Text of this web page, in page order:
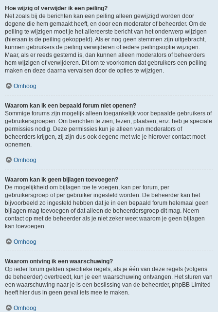
Hoe wijzig of verwijder ik een peiling?
Net zoals bij de berichten kan een peiling alleen gewijzigd worden door
degene die hem gemaakt heeft, en door een moderator of beheerder. Om de
peiling te wijzigen moet je het allereerste bericht van het onderwerp wijzigen
(hieraan is de peiling gekoppeld). Als er nog geen stemmen zijn uitgebracht,
kunnen gebruikers de peiling verwijderen of iedere peilingsoptie wijzigen.
Maar, als er reeds gestemd is, dan kunnen alleen moderators of beheerders
hem wijzigen of verwijderen. Dit om te voorkomen dat gebruikers een peiling
maken en deze daarna vervalsen door de opties te wijzigen.
Omhoog
Waarom kan ik een bepaald forum niet openen?
Sommige forums zijn mogelijk alleen toegankelijk voor bepaalde gebruikers of
gebruikersgroepen. Om berichten te zien, lezen, plaatsen, enz. heb je speciale
permissies nodig. Deze permissies kun je alleen van moderators of
beheerders krijgen, zij zijn dus ook degene met wie je hierover contact moet
opnemen.
Omhoog
Waarom kan ik geen bijlagen toevoegen?
De mogelijkheid om bijlagen toe te voegen, kan per forum, per
gebruikersgroep of per gebruiker ingesteld worden. De beheerder kan het
bijvoorbeeld zo ingesteld hebben dat je in een bepaald forum helemaal geen
bijlagen mag toevoegen of dat alleen de beheerdersgroep dit mag. Neem
contact op met de beheerder als je niet zeker weet waarom je geen bijlagen
kan toevoegen.
Omhoog
Waarom ontving ik een waarschuwing?
Op ieder forum gelden specifieke regels, als je één van deze regels (volgens
de beheerder) overtreedt, kun je een waarschuwing ontvangen. Het sturen van
een waarschuwing naar je is een beslissing van de beheerder, phpBB Limited
heeft hier dus in geen geval iets mee te maken.
Omhoog